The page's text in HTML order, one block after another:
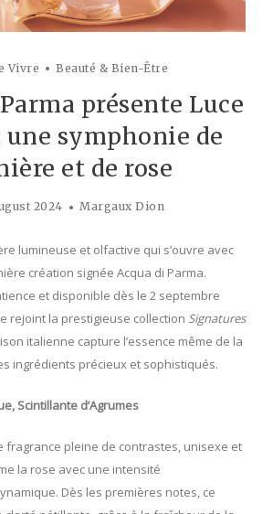
Vivre Beauté & Bien-Être
présente Luce
une symphonie de
et de rose
2024 Margaux Dion
lumineuse et olfactive qui s’ouvre avec
création signée Acqua di Parma.
et disponible dès le 2 septembre
rejoint la prestigieuse collection Signatures
italienne capture l’essence même de la
ingrédients précieux et sophistiqués.
Scintillante d’Agrumes
fragrance pleine de contrastes, unisexe et
la rose avec une intensité
Dès les premières notes, ce